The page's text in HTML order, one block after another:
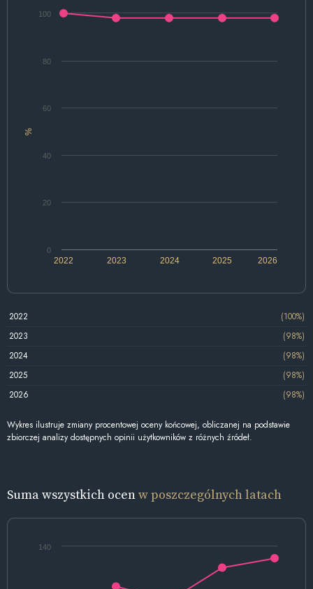
%
2022 2024 2026
2023 2025
0
20
40
60
80
100
2022
(100%)
2023
(98%)
2024
(98%)
2025
(98%)
2026
(98%)
Wykres ilustruje zmiany procentowej oceny końcowej, obliczanej na podstawie
zbiorczej analizy dostępnych opinii użytkowników z różnych źródeł.
Suma wszystkich ocenw poszczególnych latach
140